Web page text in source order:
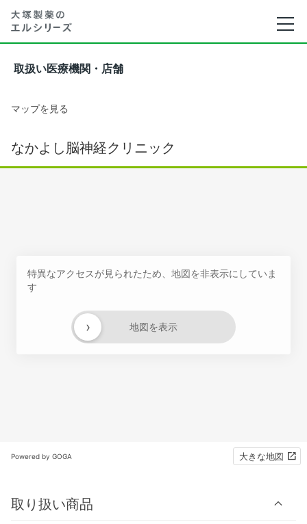
取扱い医療機関・店舗
マップを見る
なかよし脳神経クリニック
特異なアクセスが見られたため、地図を非表示にしていま
す
地図を表示
›
Powered by GOGA 大きな地図
取り扱い商品